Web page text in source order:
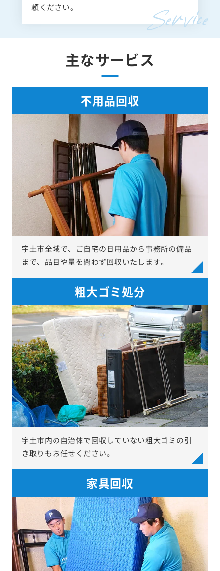
頼ください。
主なサービス
不用品回収
宇土市全域で、ご自宅の日用品から事務所の備品
まで、品目や量を問わず回収いたします。
粗大ゴミ処分
宇土市内の自治体で回収していない粗大ゴミの引
き取りもお任せください。
家具回収